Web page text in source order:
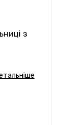
з